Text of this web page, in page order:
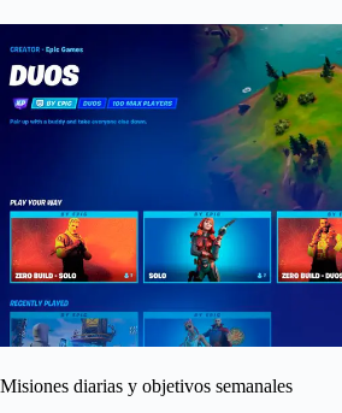
Misiones diarias y objetivos semanales